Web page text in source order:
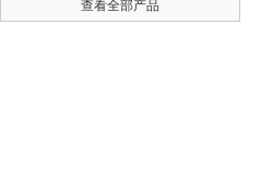
查看全部产品